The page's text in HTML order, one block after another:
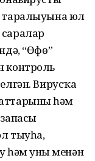
таралыуына юл
“Өфө”
контроль
Вирусҡа
һәм
тыуһа,
һәм уның менән